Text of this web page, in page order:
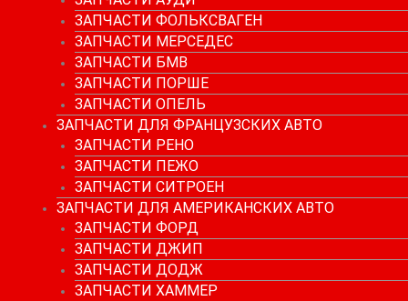
ЗАПЧАСТИ ФОЛЬКСВАГЕН
ЗАПЧАСТИ МЕРСЕДЕС
ЗАПЧАСТИ БМВ
ЗАПЧАСТИ ПОРШЕ
ЗАПЧАСТИ ОПЕЛЬ
ЗАПЧАСТИ ДЛЯ ФРАНЦУЗСКИХ АВТО
ЗАПЧАСТИ РЕНО
ЗАПЧАСТИ ПЕЖО
ЗАПЧАСТИ СИТРОЕН
ЗАПЧАСТИ ДЛЯ АМЕРИКАНСКИХ АВТО
ЗАПЧАСТИ ФОРД
ЗАПЧАСТИ ДЖИП
ЗАПЧАСТИ ДОДЖ
ЗАПЧАСТИ ХАММЕР